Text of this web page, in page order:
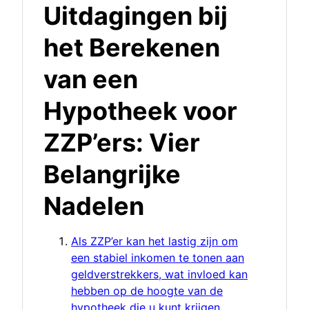
Uitdagingen bij
het Berekenen
van een
Hypotheek voor
ZZP’ers: Vier
Belangrijke
Nadelen
Als ZZP’er kan het lastig zijn om
een stabiel inkomen te tonen aan
geldverstrekkers, wat invloed kan
hebben op de hoogte van de